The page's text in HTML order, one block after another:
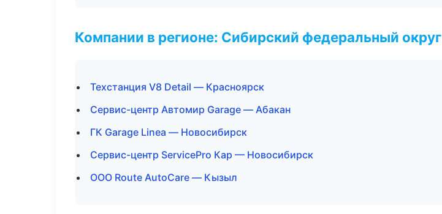
Компании в регионе: Сибирский федеральный округ
Техстанция V8 Detail — Красноярск
Сервис-центр Автомир Garage — Абакан
ГК Garage Linea — Новосибирск
Сервис-центр ServicePro Кар — Новосибирск
ООО Route AutoCare — Кызыл